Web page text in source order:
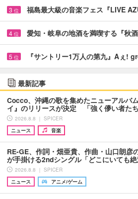
3 位 福島最大級の音楽フェス『LIVE
4 位 愛知・岐阜の地酒を満喫する『秋
5 位 『サントリー1万人の第九』Aぇ!
最新記事
Cocco、沖縄の歌を集めたニューアルバ
イ』のリリースが決定 「強く儚い者た
2026.8.8 ｜ SPICER
ニュース
音楽
RE-GE、作詞・畑亜貴、作曲・山口朗彦
が手掛ける2ndシングル「どこにいても
2026.8.8 ｜ SPICER
ニュース
アニメ/ゲーム